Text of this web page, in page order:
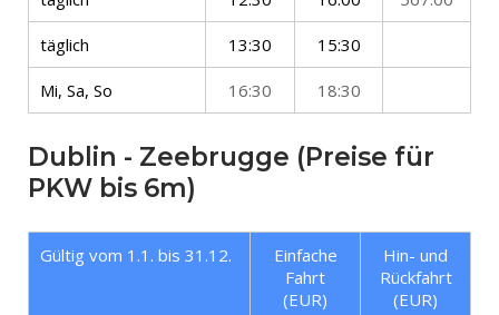
täglich 13:30 15:30
Mi, Sa, So 16:30 18:30
Dublin - Zeebrugge (Preise für
PKW bis 6m)
Gültig vom 1.1. bis 31.12.
Einfache
Fahrt
(EUR)
Hin- und
Rückfahrt
(EUR)